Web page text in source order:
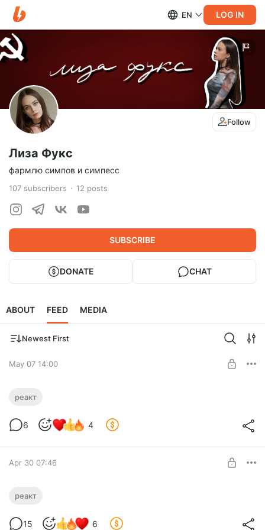
EN LOG IN
Follow
Лиза Фукс
фармлю симпов и симпесс
107 subscribers 12 posts
SUBSCRIBE
DONATE CHAT
ABOUT FEED MEDIA
Newest First
May 07 14:00
Продолжаем смотреть интервью
Level required:
симп-инцел
реакт
6 4
Apr 30 07:46
Рудой* кается перед Дудём*
Level required:
реакт
15 6